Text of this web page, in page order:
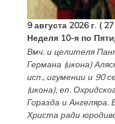
9 августа 2026 г. (
Неделя 10-я по
Вмч. и целителя
Германа(икона)
исп., игумении и 90
(икона), еп.
ГораздаиАнгеляра.
Христа ради